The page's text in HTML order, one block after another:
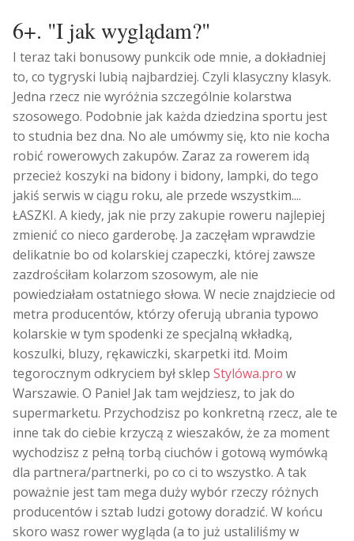
6+. "I jak wyglądam?"
I teraz taki bonusowy punkcik ode mnie, a dokładniej
to, co tygryski lubią najbardziej. Czyli klasyczny klasyk.
Jedna rzecz nie wyróżnia szczególnie kolarstwa
szosowego. Podobnie jak każda dziedzina sportu jest
to studnia bez dna. No ale umówmy się, kto nie kocha
robić rowerowych zakupów. Zaraz za rowerem idą
przecież koszyki na bidony i bidony, lampki, do tego
jakiś serwis w ciągu roku, ale przede wszystkim....
ŁASZKI. A kiedy, jak nie przy zakupie roweru najlepiej
zmienić co nieco garderobę. Ja zaczęłam wprawdzie
delikatnie bo od kolarskiej czapeczki, której zawsze
zazdrościłam kolarzom szosowym, ale nie
powiedziałam ostatniego słowa. W necie znajdziecie od
metra producentów, którzy oferują ubrania typowo
kolarskie w tym spodenki ze specjalną wkładką,
koszulki, bluzy, rękawiczki, skarpetki itd. Moim
tegorocznym odkryciem był sklep Stylówa.pro w
Warszawie. O Panie! Jak tam wejdziesz, to jak do
supermarketu. Przychodzisz po konkretną rzecz, ale te
inne tak do ciebie krzyczą z wieszaków, że za moment
wychodzisz z pełną torbą ciuchów i gotową wymówką
dla partnera/partnerki, po co ci to wszystko. A tak
poważnie jest tam mega duży wybór rzeczy różnych
producentów i sztab ludzi gotowy doradzić. W końcu
skoro wasz rower wygląda (a to już ustaliliśmy w